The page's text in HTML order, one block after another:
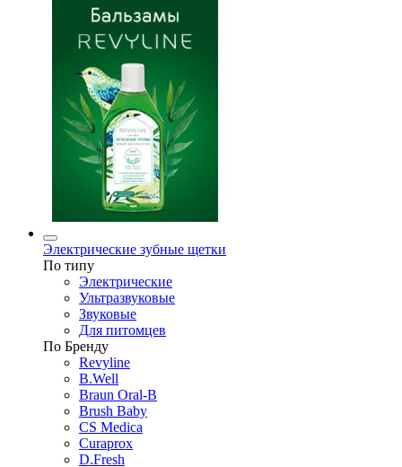
Электрические зубные щетки
По типу
Электрические
Ультразвуковые
Звуковые
Для питомцев
По Бренду
Revyline
B.Well
Braun Oral-B
Brush Baby
CS Medica
Curaprox
D.Fresh